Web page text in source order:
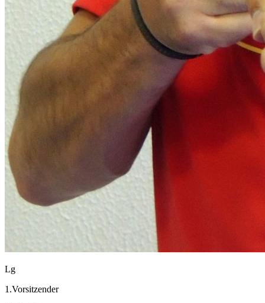
Lg
1.Vorsitzender